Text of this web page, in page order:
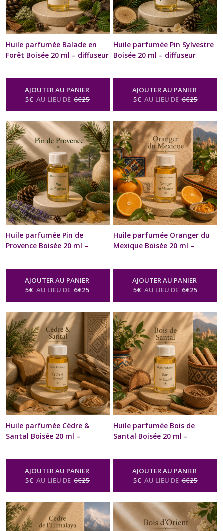
Huile parfumée Balade en
Forêt Boisée 20 ml – diffuseur
Concentré Recharge diffuseur
voiture | Naturelle &
artisanale | Bien-être,
Diffuseur & Brûle Parfum
AJOUTER AU PANIER
5€ AU LIEU DE 6€25
Huile parfumée Pin Sylvestre
Boisée 20 ml – diffuseur
Concentré Recharge diffuseur
voiture | Naturelle &
artisanale | Bien-être,
Diffuseur & Brûle Parfum
AJOUTER AU PANIER
5€ AU LIEU DE 6€25
Huile parfumée Pin de
Provence Boisée 20 ml –
Recharge diffuseur voiture |
Naturelle & artisanale |
Pour Diffuseur & Brûle Parfum
AJOUTER AU PANIER
5€ AU LIEU DE 6€25
Huile parfumée Oranger du
Mexique Boisée 20 ml –
Recharge diffuseur voiture |
Naturelle & artisanale |
Pour Diffuseur & Brûle Parfum
AJOUTER AU PANIER
5€ AU LIEU DE 6€25
Huile parfumée Cèdre &
Santal Boisée 20 ml –
Recharge diffuseur voiture |
Naturelle & artisanale |
Pour Diffuseur & Brûle Parfum
AJOUTER AU PANIER
5€ AU LIEU DE 6€25
Huile parfumée Bois de
Santal Boisée 20 ml –
Recharge diffuseur voiture |
Naturelle & artisanale |
Pour Diffuseur & Brûle Parfum
AJOUTER AU PANIER
5€ AU LIEU DE 6€25